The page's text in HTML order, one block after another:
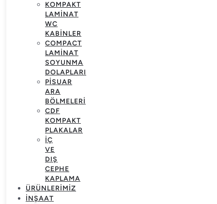
KOMPAKT
LAMINAT
WC
KABINLER
COMPACT
LAMINAT
SOYUNMA
DOLAPLARI
PISUAR
ARA
BÖLMELERI
CDF
KOMPAKT
PLAKALAR
İÇ
VE
DIŞ
CEPHE
KAPLAMA
ÜRÜNLERIMIZ
İNŞAAT